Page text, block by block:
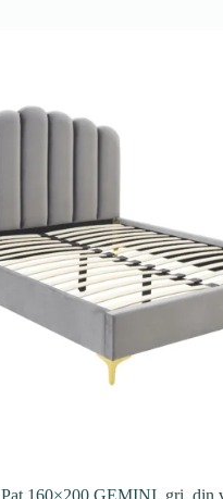
Pat 160×200 GEMINI, gri, din